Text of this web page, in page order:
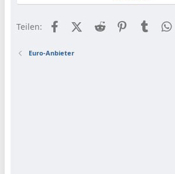
Teilen: FacebookX (Twitter)
Reddit PinterestTumblr
Euro-Anbieter